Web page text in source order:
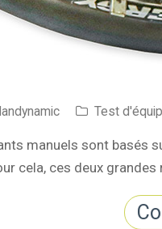
Test
manuels sont basés
cela, ces deux